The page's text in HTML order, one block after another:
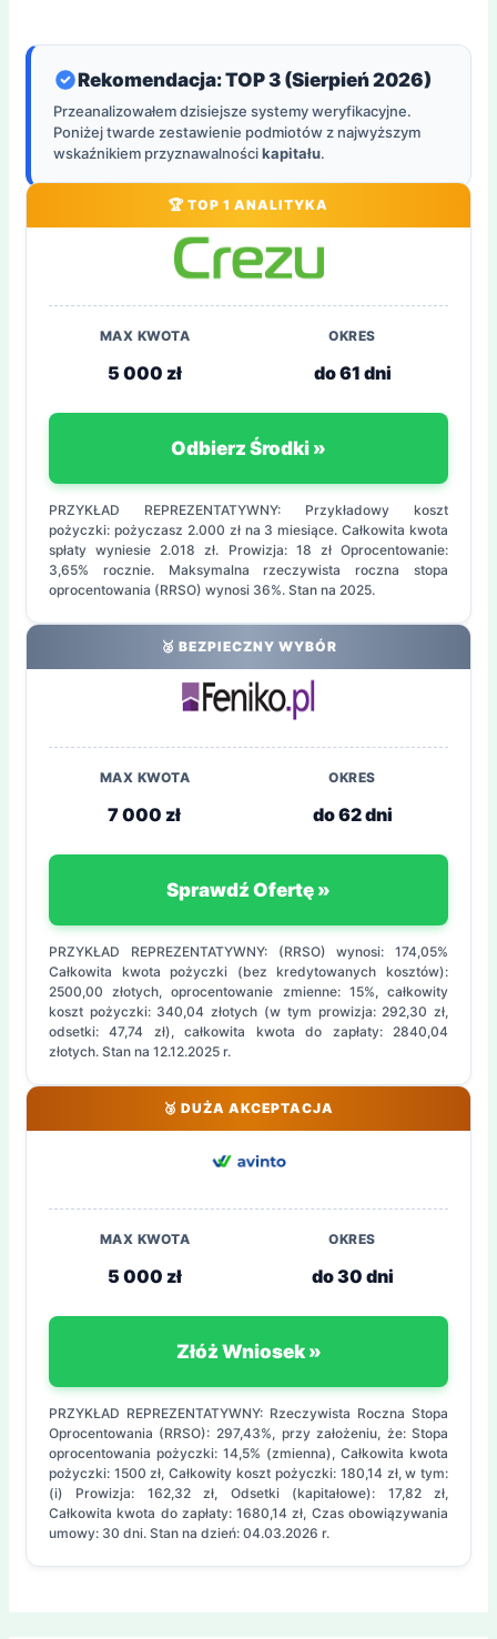
Rekomendacja: TOP 3 (Sierpień 2026)
Przeanalizowałem dzisiejsze systemy weryfikacyjne.
Poniżej twarde zestawienie podmiotów z najwyższym
wskaźnikiem przyznawalnościkapitału.
🏆 TOP 1 ANALITYKA
MAX KWOTA
5 000 zł
OKRES
do 61 dni
Odbierz Środki »
PRZYKŁAD REPREZENTATYWNY: Przykładowy koszt
pożyczki: pożyczasz 2.000 zł na 3 miesiące. Całkowita kwota
spłaty wyniesie 2.018 zł. Prowizja: 18 zł Oprocentowanie:
3,65% rocznie. Maksymalna rzeczywista roczna stopa
oprocentowania (RRSO) wynosi 36%. Stan na 2025.
🥈 BEZPIECZNY WYBÓR
MAX KWOTA
7 000 zł
OKRES
do 62 dni
Sprawdź Ofertę »
PRZYKŁAD REPREZENTATYWNY: (RRSO) wynosi: 174,05%
Całkowita kwota pożyczki (bez kredytowanych kosztów):
2500,00 złotych, oprocentowanie zmienne: 15%, całkowity
koszt pożyczki: 340,04 złotych (w tym prowizja: 292,30 zł,
odsetki: 47,74 zł), całkowita kwota do zapłaty: 2840,04
złotych. Stan na 12.12.2025 r.
🥉 DUŻA AKCEPTACJA
MAX KWOTA
5 000 zł
OKRES
do 30 dni
Złóż Wniosek »
PRZYKŁAD REPREZENTATYWNY: Rzeczywista Roczna Stopa
Oprocentowania (RRSO): 297,43%, przy założeniu, że: Stopa
oprocentowania pożyczki: 14,5% (zmienna), Całkowita kwota
pożyczki: 1500 zł, Całkowity koszt pożyczki: 180,14 zł, w tym:
(i) Prowizja: 162,32 zł, Odsetki (kapitałowe): 17,82 zł,
Całkowita kwota do zapłaty: 1680,14 zł, Czas obowiązywania
umowy: 30 dni. Stan na dzień: 04.03.2026 r.